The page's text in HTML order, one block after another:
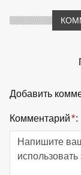
Добавить
Комментарий*: